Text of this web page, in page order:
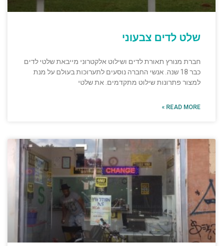
שלט לדים צבעוני
חברת מנורץ תאורת לדים ושילוט אלקטרוני מייבאת שלטי לדים
כבר 18 שנה. אנשי החברה נוסעים לתערוכות בעולם על מנת
למצור פתרונות שילוט מתקדמים. את שלטי
READ MORE »